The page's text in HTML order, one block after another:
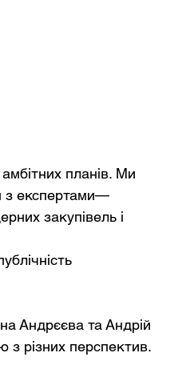
планів. Ми
з експертами—
закупівель і
Андрєєва та Андрій
з різних перспектив.